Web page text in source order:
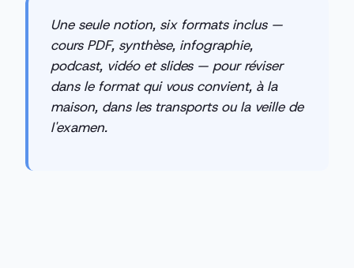
Une seule notion, six formats inclus —
cours PDF, synthèse, infographie,
podcast, vidéo et slides — pour réviser
dans le format qui vous convient, à la
maison, dans les transports ou la veille de
l'examen.